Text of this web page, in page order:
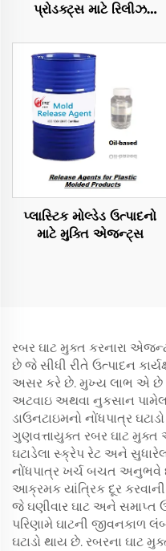
પ્રોડક્ટ્સ માટે રિલીઝ
પ્લાસ્ટિક મોલ્ડેડ ઉત્પાદનો
માટે મુક્તિ એજન્ટ્સ
રબર ઘાટ મુક્ત કરનારા
છે જે સીધી રીતે ઉત્પાદન
અસર કરે છે. મુખ્ય લાભ એ છે કે
અટવાઇ અથવા નુકસાન
ડાઉનટાઇમનો નોંધપાત્ર
ગુણવત્તાયુક્ત રબર ઘાટ
ઘટાડેલા સ્ક્રેપ રેટ અને
નોંધપાત્ર ખર્ચ બચત અનુભવે
આક્રમક યાંત્રિક દૂર
જે ઘણીવાર ઘાટ અને સમાપ્ત
પરિણામે ઘાટની જીવનકાળ
ઘટાડો થાય છે. રબરના ઘાટ